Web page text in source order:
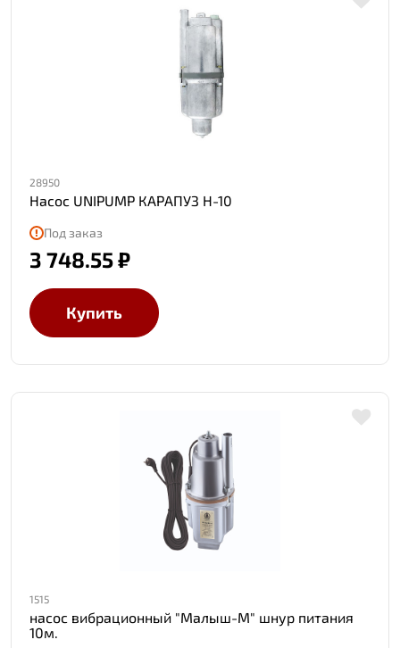
28950
Насос UNIPUMP КАРАПУЗ Н-10
Под заказ
3 748.55 ₽
Купить
1515
насос вибрационный "Малыш-М" шнур питания
10м.